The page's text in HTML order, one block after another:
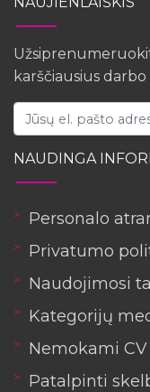
karščiausius darbo
NAUDINGA
Privatumo
Naudojimosi
Kategorijų
Nemokami
Patalpinti